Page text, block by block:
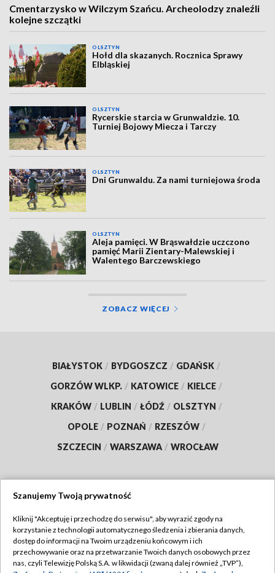
Cmentarzysko w Wilczym Szańcu. Archeolodzy znaleźli
kolejne szczątki
OLSZTYN
Hołd dla skazanych. Rocznica Sprawy
Elbląskiej
OLSZTYN
Rycerskie starcia w Grunwaldzie. 10.
Turniej Bojowy Miecza i Tarczy
OLSZTYN
Dni Grunwaldu. Za nami turniejowa środa
OLSZTYN
Aleja pamięci. W Brąswałdzie uczczono
pamięć Marii Zientary-Malewskiej i
Walentego Barczewskiego
ZOBACZ WIĘCEJ
BIAŁYSTOK / BYDGOSZCZ / GDAŃSK /
GORZÓW WLKP. / KATOWICE / KIELCE /
KRAKÓW / LUBLIN / ŁÓDŹ / OLSZTYN /
OPOLE / POZNAŃ / RZESZÓW /
SZCZECIN / WARSZAWA / WROCŁAW
TVP
Abonament TVP
Regulamin TVP
Szanujemy Twoją prywatność
Kliknij "Akceptuję i przechodzę do serwisu", aby wyrazić zgody na
korzystanie z technologii automatycznego śledzenia i zbierania danych,
dostęp do informacji na Twoim urządzeniu końcowym i ich
przechowywanie oraz na przetwarzanie Twoich danych osobowych przez
nas, czyli Telewizję Polską S.A. w likwidacji (zwaną dalej również „TVP”),